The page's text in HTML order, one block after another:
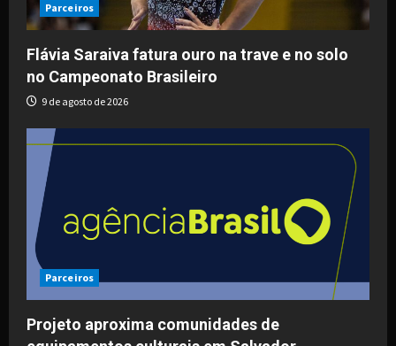
Parceiros
Flávia Saraiva fatura ouro na trave e no solo
no Campeonato Brasileiro
9 de agosto de 2026
Parceiros
Projeto aproxima comunidades de